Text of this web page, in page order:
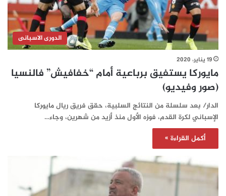
الدورى الاسبانى
19 يناير، 2020
مايوركا يستفيق برباعية أمام “خفافيش” فالنسيا
(صور وفيديو)
الدار/ بعد سلسلة من النتائج السلبية، حقق فريق ريال مايوركا
الإسباني لكرة القدم، فوزه الأول منذ أزيد من شهرين، وجاء…
أكمل القراءة »